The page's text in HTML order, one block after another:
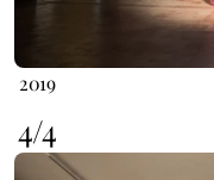
2019
4/4